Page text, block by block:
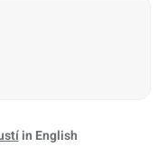
in English